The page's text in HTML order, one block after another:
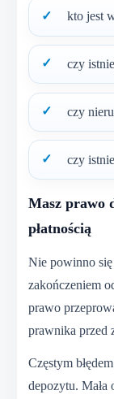
kto jest
czy
czy
czy
Masz prawo
płatnością
Nie powinno
zakończeniem
prawo
prawnika przed
Częstym
depozytu. Mała